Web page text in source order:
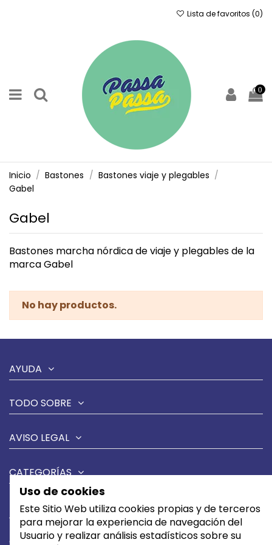
Lista de favoritos (0)
0
Inicio Bastones
Bastones viaje y plegables
Gabel
Gabel
Bastones marcha nórdica de viaje y plegables de la
marca Gabel
No hay productos.
AYUDA
TODO SOBRE
AVISO LEGAL
CATEGORÍAS
MARCAS
CONTÁCTANOS
Uso de cookies
Este Sitio Web utiliza cookies propias y de terceros
para mejorar la experiencia de navegación del
Usuario y realizar análisis estadísticos sobre su